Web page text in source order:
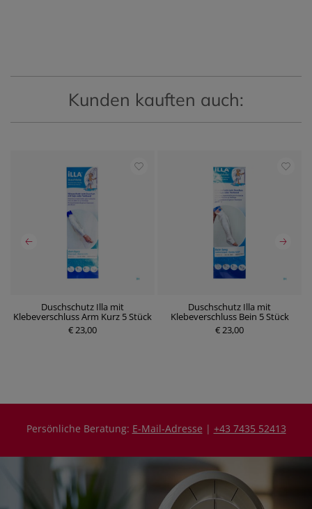
Kunden kauften auch:
Duschschutz Illa mit
Klebeverschluss Arm Kurz 5 Stück
€ 23,00
Duschschutz Illa mit
Klebeverschluss Bein 5 Stück
€ 23,00
Persönliche Beratung: E-Mail-Adresse | +43 7435 52413